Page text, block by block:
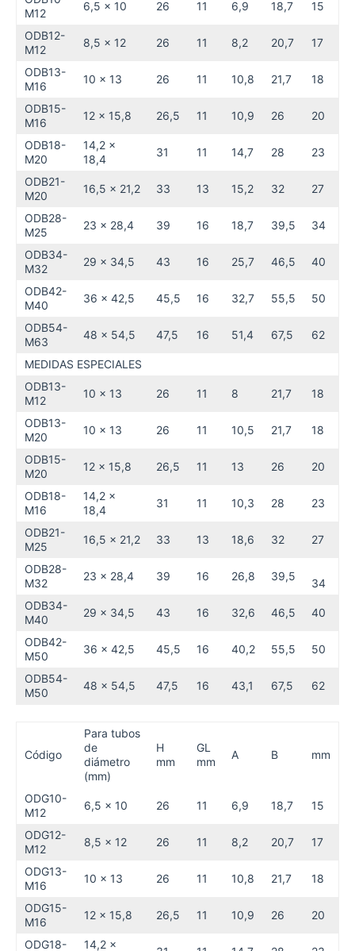
M12
6,5 x 10 26 11 6,9 18,7 15
ODB12-
M12
8,5 x 12 26 11 8,2 20,7 17
ODB13-
M16
10 x 13 26 11 10,8 21,7 18
ODB15-
M16
12 x 15,8 26,5 11 10,9 26 20
ODB18-
M20
14,2 x
18,4
31 11 14,7 28 23
ODB21-
M20
16,5 x 21,2 33 13 15,2 32 27
ODB28-
M25
23 x 28,4 39 16 18,7 39,5 34
ODB34-
M32
29 x 34,5 43 16 25,7 46,5 40
ODB42-
M40
36 x 42,5 45,5 16 32,7 55,5 50
ODB54-
M63
48 x 54,5 47,5 16 51,4 67,5 62
MEDIDAS ESPECIALES
ODB13-
M12
10 x 13 26 11 8 21,7 18
ODB13-
M20
10 x 13 26 11 10,5 21,7 18
ODB15-
M20
12 x 15,8 26,5 11 13 26 20
ODB18-
M16
14,2 x
18,4
31 11 10,3 28 23
ODB21-
M25
16,5 x 21,2 33 13 18,6 32 27
ODB28-
M32
23 x 28,4 39 16 26,8 39,5
34
ODB34-
M40
29 x 34,5 43 16 32,6 46,5 40
ODB42-
M50
36 x 42,5 45,5 16 40,2 55,5 50
ODB54-
M50
48 x 54,5 47,5 16 43,1 67,5 62
Código
Para tubos
de
diámetro
(mm)
H
mm
GL
mm
A B mm
ODG10-
M12
6,5 x 10 26 11 6,9 18,7 15
ODG12-
M12
8,5 x 12 26 11 8,2 20,7 17
ODG13-
M16
10 x 13 26 11 10,8 21,7 18
ODG15-
M16
12 x 15,8 26,5 11 10,9 26 20
ODG18- 14,2 x